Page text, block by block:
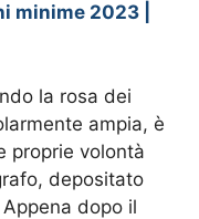
minime 2023 |
la rosa dei
ampia, è
proprie volontà
depositato
Appena dopo il